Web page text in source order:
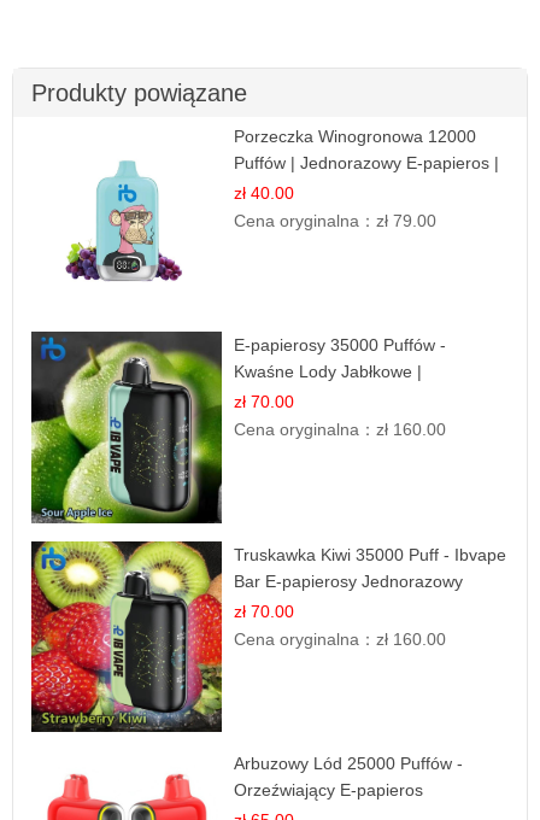
Produkty powiązane
Porzeczka Winogronowa 12000
Puffów | Jednorazowy E-papieros |
Owocowy Miks
zł 40.00
Cena oryginalna：zł 79.00
E-papierosy 35000 Puffów -
Kwaśne Lody Jabłkowe |
Orzeźwiający Smak
zł 70.00
Cena oryginalna：zł 160.00
Truskawka Kiwi 35000 Puff - Ibvape
Bar E-papierosy Jednorazowy
zł 70.00
Cena oryginalna：zł 160.00
Arbuzowy Lód 25000 Puffów -
Orzeźwiający E-papieros